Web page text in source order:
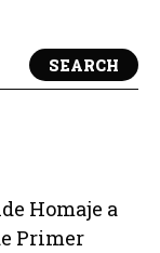
SEARCH
Homaje a
Primer